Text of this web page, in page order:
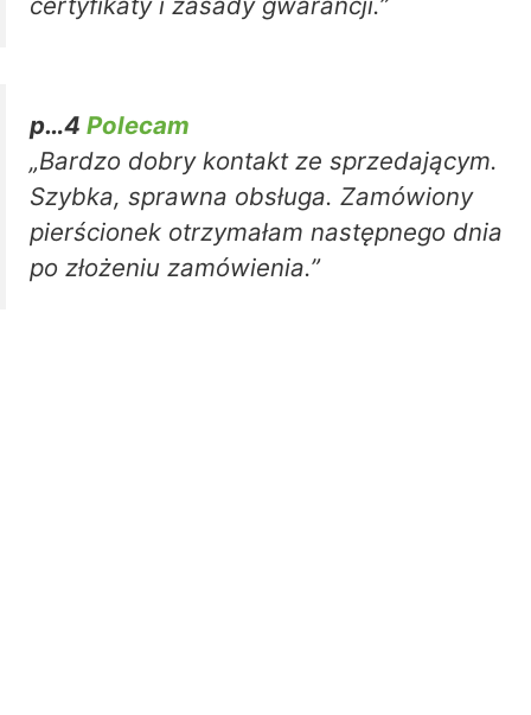
p…4 Polecam
„Bardzo dobry kontakt ze sprzedającym.
Szybka, sprawna obsługa. Zamówiony
pierścionek otrzymałam następnego dnia
po złożeniu zamówienia.”